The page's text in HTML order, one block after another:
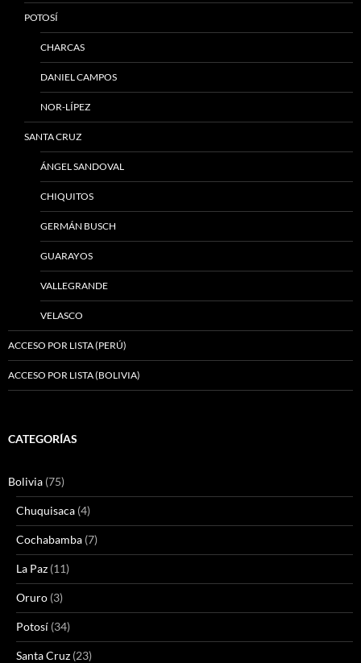
POTOSÍ
CHARCAS
DANIEL CAMPOS
NOR-LÍPEZ
SANTA CRUZ
ÁNGEL SANDOVAL
CHIQUITOS
GERMÁN BUSCH
GUARAYOS
VALLEGRANDE
VELASCO
ACCESO POR LISTA (PERÚ)
ACCESO POR LISTA (BOLIVIA)
CATEGORÍAS
Bolivia (75)
Chuquisaca (4)
Cochabamba (7)
La Paz (11)
Oruro (3)
Potosí (34)
Santa Cruz (23)